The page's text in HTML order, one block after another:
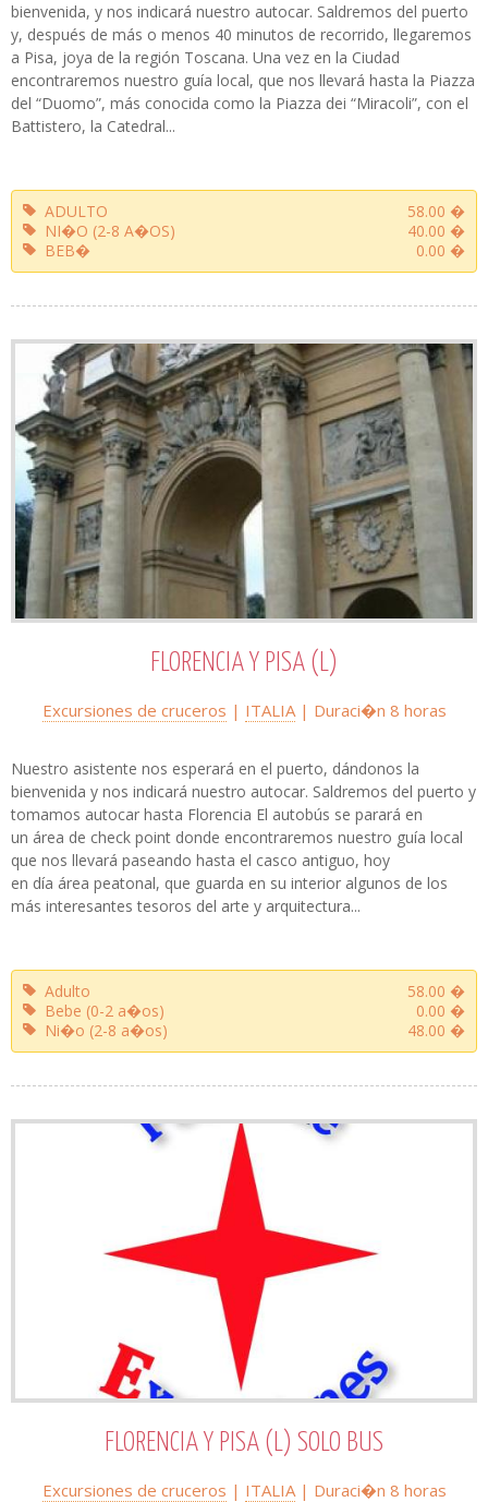
bienvenida, y nos indicará nuestro autocar. Saldremos del puerto
y, después de más o menos 40 minutos de recorrido, llegaremos
a Pisa, joya de la región Toscana. Una vez en la Ciudad
encontraremos nuestro guía local, que nos llevará hasta la Piazza
del “Duomo”, más conocida como la Piazza dei “Miracoli”, con el
Battistero, la Catedral...
ADULTO
58.00 �
NI�O (2-8 A�OS)
40.00 �
BEB�
0.00 �
FLORENCIA Y PISA (L)
Excursiones de cruceros | ITALIA| Duraci�n 8 horas
Nuestro asistente nos esperará en el puerto, dándonos la
bienvenida y nos indicará nuestro autocar. Saldremos del puerto y
tomamos autocar hasta Florencia El autobús se parará en
un área de check point donde encontraremos nuestro guía local
que nos llevará paseando hasta el casco antiguo, hoy
en día área peatonal, que guarda en su interior algunos de los
más interesantes tesoros del arte y arquitectura...
Adulto
58.00 �
Bebe (0-2 a�os)
0.00 �
Ni�o (2-8 a�os)
48.00 �
FLORENCIA Y PISA (L) SOLO BUS
Excursiones de cruceros | ITALIA| Duraci�n 8 horas